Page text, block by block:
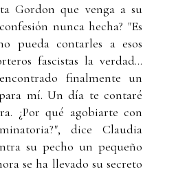
Gordon que venga a su
nunca hecha? "Es
pueda contarles a esos
fascistas la verdad...
finalmente un
mí. Un día te contaré
¿Por qué agobiarte con
dice Claudia
su pecho un pequeño
se ha llevado su secreto